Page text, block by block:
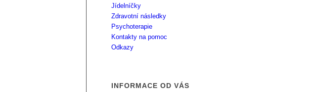
Jídelníčky
Zdravotní následky
Psychoterapie
Kontakty na pomoc
Odkazy
INFORMACE OD VÁS